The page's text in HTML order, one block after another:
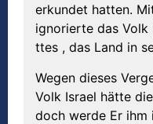
erkundet hatten.
ignorierte das Volk
ttes , das Land in
Wegen dieses
Volk Israel hätte
doch werde Er ihm